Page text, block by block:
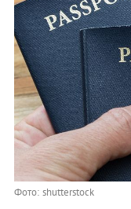
Фото: shutterstock